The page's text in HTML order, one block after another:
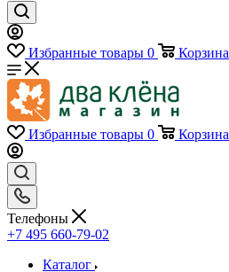
Избранные товары 0 Корзина
Избранные товары 0 Корзина
Телефоны
+7 495 660-79-02
Каталог